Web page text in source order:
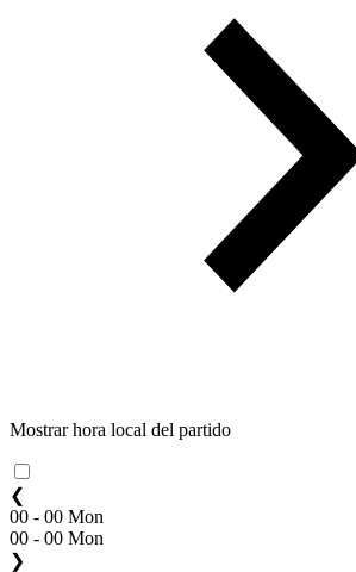
Mostrar hora local del partido
❮
00 - 00 Mon
00 - 00 Mon
❯